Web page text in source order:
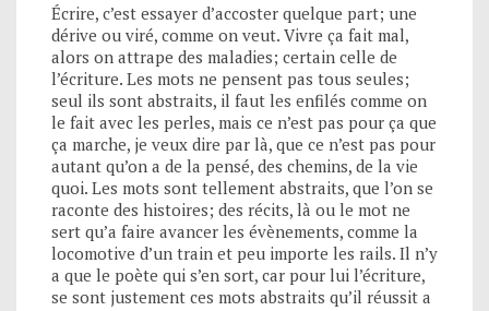
Écrire, c’est essayer d’accoster quelque part; une
dérive ou viré, comme on veut. Vivre ça fait mal,
alors on attrape des maladies; certain celle de
l’écriture. Les mots ne pensent pas tous seules;
seul ils sont abstraits, il faut les enfilés comme on
le fait avec les perles, mais ce n’est pas pour ça que
ça marche, je veux dire par là, que ce n’est pas pour
autant qu’on a de la pensé, des chemins, de la vie
quoi. Les mots sont tellement abstraits, que l’on se
raconte des histoires; des récits, là ou le mot ne
sert qu’a faire avancer les évènements, comme la
locomotive d’un train et peu importe les rails. Il n’y
a que le poète qui s’en sort, car pour lui l’écriture,
se sont justement ces mots abstraits qu’il réussit a